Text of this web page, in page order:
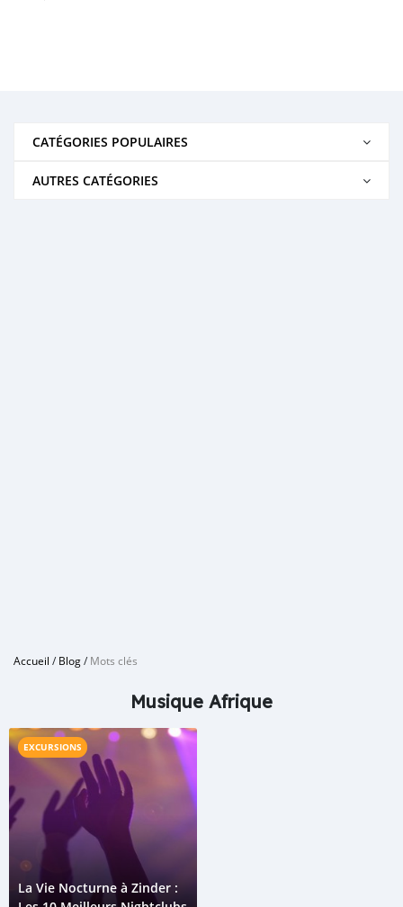
CATÉGORIES POPULAIRES
AUTRES CATÉGORIES
Accueil /Blog/Mots clés
Musique Afrique
EXCURSIONS
La Vie Nocturne à Zinder :